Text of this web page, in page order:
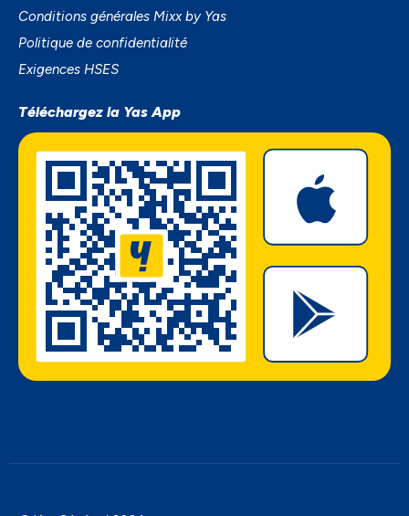
Conditions générales Mixx by Yas
Politique de confidentialité
Exigences HSES
Téléchargez la Yas App